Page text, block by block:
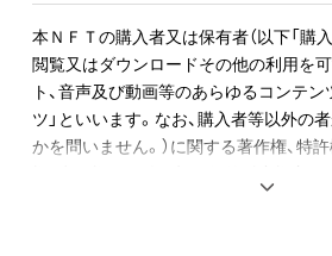
音源に関しては下記法則に沿っています
1. 該当音の切り出しは、右手のトップノ
2. 音終わりが欠けてしまう該当音につい
書き出しています。
3. 各小節のラストノート（最後の1音）は
響いています。切り出した音を小節内
WAVデータでは位置を調整し、1秒前に
本ＮＦＴの購入者又は保有者（以下「購
閲覧又はダウンロードその他の利用を可
ト、音声及び動画等のあらゆるコンテン
ツ」といいます。なお、購入者等以外の
かを問いません。）に関する著作権、特
冬舎に留保されます。すなわち、本Ｎ